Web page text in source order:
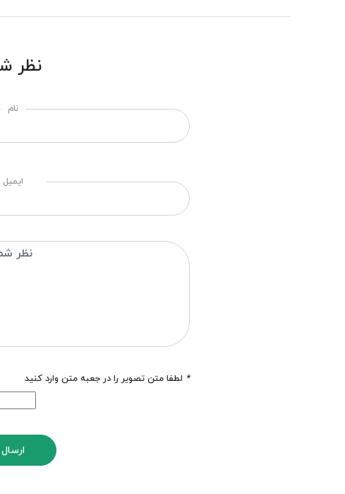
نظر
نام
ایمیل
* لطفا متن تصویر را در جعبه متن وارد کنید
ارسال